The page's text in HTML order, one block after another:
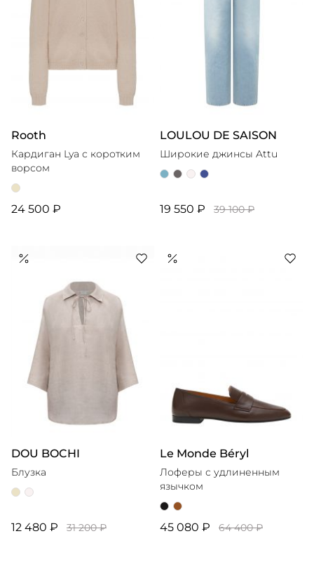
Rooth
Кардиган Lya с коротким
ворсом
24 500 ₽
LOULOU DE SAISON
Широкие джинсы Attu
19 550 ₽ 39 100 ₽
DOU BOCHI
Блузка
12 480 ₽ 31 200 ₽
Le Monde Béryl
Лоферы с удлиненным
язычком
45 080 ₽ 64 400 ₽